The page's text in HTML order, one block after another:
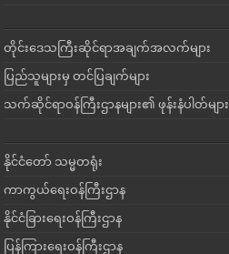
တိုင်းဒေသကြီးဆိုင်ရာအချက်အလက်များ
ပြည်သူများမှ တင်ပြချက်များ
သက်ဆိုင်ရာဝန်ကြီးဌာနများ၏ ဖုန်းနံပါတ်များ
နိုင်ငံတော် သမ္မတရုံး
ကာကွယ်ရေးဝန်ကြီးဌာန
နိုင်ငံခြားရေးဝန်ကြီးဌာန
ပြန်ကြားရေးဝန်ကြီးဌာန